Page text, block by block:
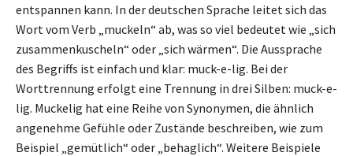
entspannen kann. In der deutschen Sprache leitet sich das
Wort vom Verb „muckeln“ ab, was so viel bedeutet wie „sich
zusammenkuscheln“ oder „sich wärmen“. Die Aussprache
des Begriffs ist einfach und klar: muck-e-lig. Bei der
Worttrennung erfolgt eine Trennung in drei Silben: muck-e-
lig. Muckelig hat eine Reihe von Synonymen, die ähnlich
angenehme Gefühle oder Zustände beschreiben, wie zum
Beispiel „gemütlich“ oder „behaglich“. Weitere Beispiele